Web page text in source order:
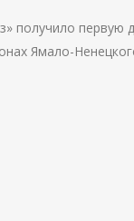
получило
Ямало-